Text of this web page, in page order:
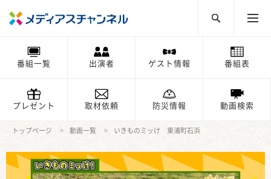
番組一覧 出演者 ゲスト情報 番組表
プレゼント 取材依頼 防災情報 動画検索
トップページ 動画一覧 いきものミッけ 東浦町石浜